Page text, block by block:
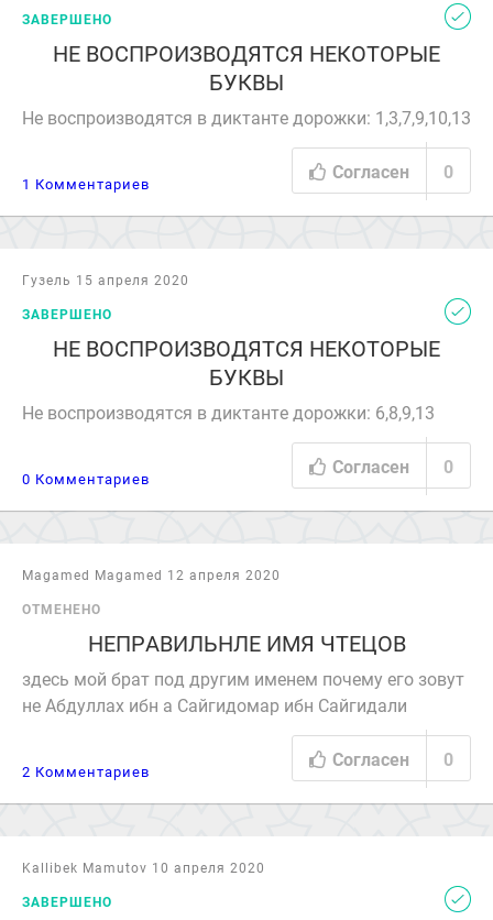
ЗАВЕРШЕНО
НЕ ВОСПРОИЗВОДЯТСЯ НЕКОТОРЫЕ
БУКВЫ
Не воспроизводятся в диктанте дорожки: 1,3,7,9,10,13
1 Комментариев
Согласен 0
Гузель 15 апреля 2020
ЗАВЕРШЕНО
НЕ ВОСПРОИЗВОДЯТСЯ НЕКОТОРЫЕ
БУКВЫ
Не воспроизводятся в диктанте дорожки: 6,8,9,13
0 Комментариев
Согласен 0
Magamed Magamed 12 апреля 2020
ОТМЕНЕНО
НЕПРАВИЛЬНЛЕ ИМЯ ЧТЕЦОВ
здесь мой брат под другим именем почему его зовут
не Абдуллах ибн а Сайгидомар ибн Сайгидали
2 Комментариев
Согласен 0
Kallibek Mamutov 10 апреля 2020
ЗАВЕРШЕНО